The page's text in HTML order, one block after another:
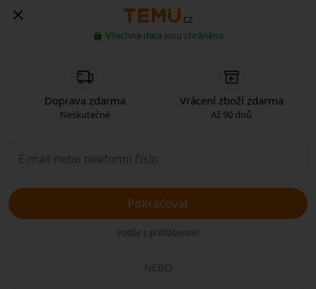
CZ
Všechna data jsou chráněna
Doprava zdarma
Neskutečné
Vrácení zboží zdarma
Až 90 dnů
Pokračovat
Potíže s přihlášením?
NEBO